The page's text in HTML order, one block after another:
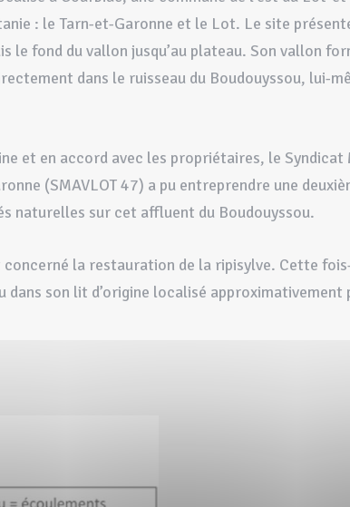
: le Tarn-et-Garonne et le Lot. Le site
le fond du vallon jusqu’au plateau. Son vallon
dans le ruisseau du Boudouyssou, lui-
et en accord avec les propriétaires, le Syndicat
(SMAVLOT 47) a pu entreprendre une
naturelles sur cet affluent du Boudouyssou.
la restauration de la ripisylve. Cette
son lit d’origine localisé approximativement